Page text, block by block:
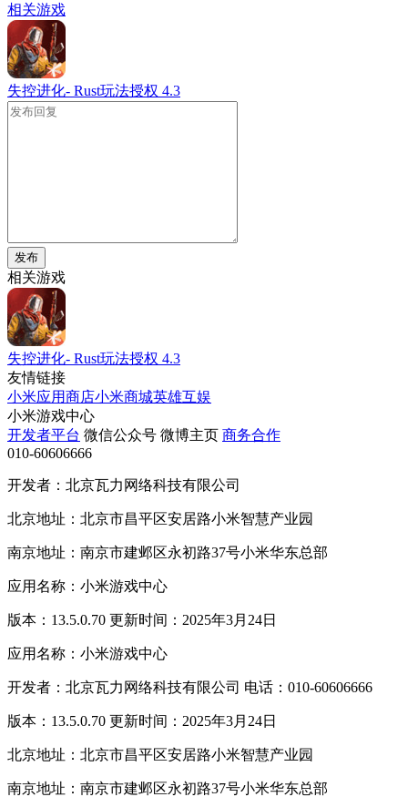
相关游戏
失控进化- Rust玩法授权 4.3
发布
相关游戏
失控进化- Rust玩法授权 4.3
友情链接
小米应用商店小米商城英雄互娱
小米游戏中心
开发者平台 微信公众号 微博主页 商务合作
010-60606666
开发者：北京瓦力网络科技有限公司
北京地址：北京市昌平区安居路小米智慧产业园
南京地址：南京市建邺区永初路37号小米华东总部
应用名称：小米游戏中心
版本：13.5.0.70 更新时间：2025年3月24日
应用名称：小米游戏中心
开发者：北京瓦力网络科技有限公司 电话：010-60606666
版本：13.5.0.70 更新时间：2025年3月24日
北京地址：北京市昌平区安居路小米智慧产业园
南京地址：南京市建邺区永初路37号小米华东总部